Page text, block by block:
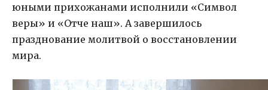
юными прихожанами исполнили «Символ
веры» и «Отче наш». А завершилось
празднование молитвой о восстановлении
мира.